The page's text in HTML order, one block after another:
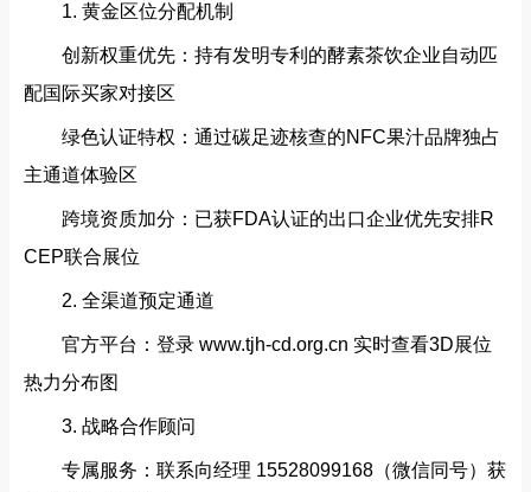
1. 黄金区位分配机制‌
创新权重优先‌：持有发明专利的酵素茶饮企业自动匹
配国际买家对接区
绿色认证特权‌：通过碳足迹核查的NFC果汁品牌独占
主通道体验区
跨境资质加分‌：已获FDA认证的出口企业优先安排R
CEP联合展位
2. 全渠道预定通道‌
官方平台‌：登录 ‌www.tjh-cd.org.cn‌ 实时查看3D展位
热力分布图
3. 战略合作顾问‌
专属服务‌：联系向经理 ‌15528099168‌（微信同号）获